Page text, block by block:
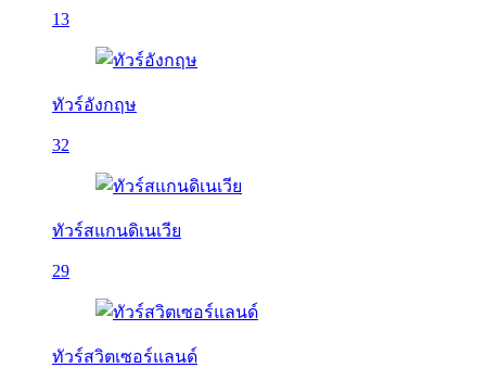
13
ทัวร์อังกฤษ
32
ทัวร์สแกนดิเนเวีย
29
ทัวร์สวิตเซอร์แลนด์